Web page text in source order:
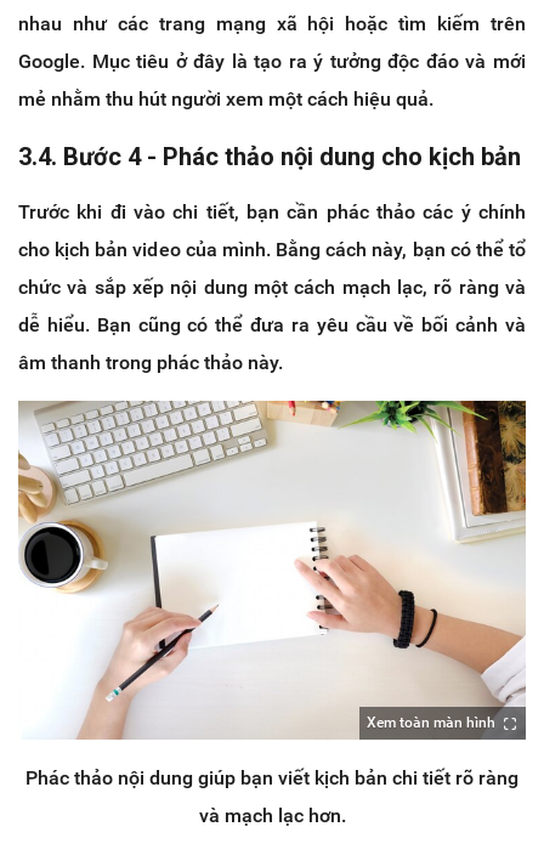
nhau như các trang mạng xã hội hoặc tìm kiếm trên
Google. Mục tiêu ở đây là tạo ra ý tưởng độc đáo và mới
mẻ nhằm thu hút người xem một cách hiệu quả.
3.4. Bước 4 - Phác thảo nội dung cho kịch bản
Trước khi đi vào chi tiết, bạn cần phác thảo các ý chính
cho kịch bản video của mình. Bằng cách này, bạn có thể tổ
chức và sắp xếp nội dung một cách mạch lạc, rõ ràng và
dễ hiểu. Bạn cũng có thể đưa ra yêu cầu về bối cảnh và
âm thanh trong phác thảo này.
Xem toàn màn hình
Phác thảo nội dung giúp bạn viết kịch bản chi tiết rõ ràng
và mạch lạc hơn.